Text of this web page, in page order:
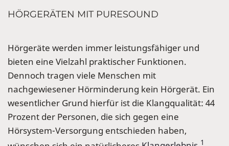
HÖRGERÄTEN MIT PURESOUND
Hörgeräte werden immer leistungsfähiger und
bieten eine Vielzahl praktischer Funktionen.
Dennoch tragen viele Menschen mit
nachgewiesener Hörminderung kein Hörgerät. Ein
wesentlicher Grund hierfür ist die Klangqualität: 44
Prozent der Personen, die sich gegen eine
Hörsystem-Versorgung entschieden haben,
1